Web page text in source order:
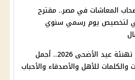
المعاشات في مصر.. مقترح
لتخصيص يوم رسمي سنوي
رسائل تهنئة عيد الأضحى 2026.. أجمل
والكلمات للأهل والأصدقاء والأحباب